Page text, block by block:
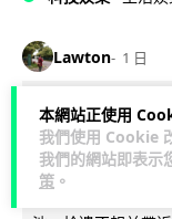
本網站正使用
我們使用 Cookie
我們的網站即表示
策 。
Lawton 1 日
港夫婦澳門
Cam 睇到
一對香港夫婦今年